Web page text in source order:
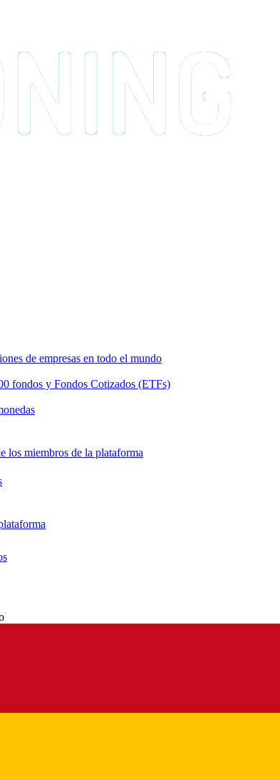
de empresas en todo el mundo
fondos y Fondos Cotizados (ETFs)
los miembros de la plataforma